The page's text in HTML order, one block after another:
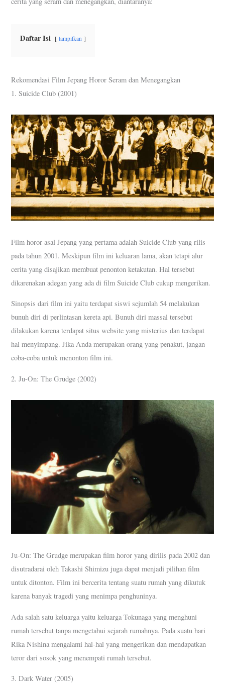
Daftar Isi tampilkan
Rekomendasi Film Jepang Horor Seram dan Menegangkan
1. Suicide Club (2001)
Film horor asal Jepang yang pertama adalah Suicide Club yang rilis
pada tahun 2001. Meskipun film ini keluaran lama, akan tetapi alur
cerita yang disajikan membuat penonton ketakutan. Hal tersebut
dikarenakan adegan yang ada di film Suicide Club cukup mengerikan.
Sinopsis dari film ini yaitu terdapat siswi sejumlah 54 melakukan
bunuh diri di perlintasan kereta api. Bunuh diri massal tersebut
dilakukan karena terdapat situs website yang misterius dan terdapat
hal menyimpang. Jika Anda merupakan orang yang penakut, jangan
coba-coba untuk menonton film ini.
2. Ju-On: The Grudge (2002)
Ju-On: The Grudge merupakan film horor yang dirilis pada 2002 dan
disutradarai oleh Takashi Shimizu juga dapat menjadi pilihan film
untuk ditonton. Film ini bercerita tentang suatu rumah yang dikutuk
karena banyak tragedi yang menimpa penghuninya.
Ada salah satu keluarga yaitu keluarga Tokunaga yang menghuni
rumah tersebut tanpa mengetahui sejarah rumahnya. Pada suatu hari
Rika Nishina mengalami hal-hal yang mengerikan dan mendapatkan
teror dari sosok yang menempati rumah tersebut.
3. Dark Water (2005)